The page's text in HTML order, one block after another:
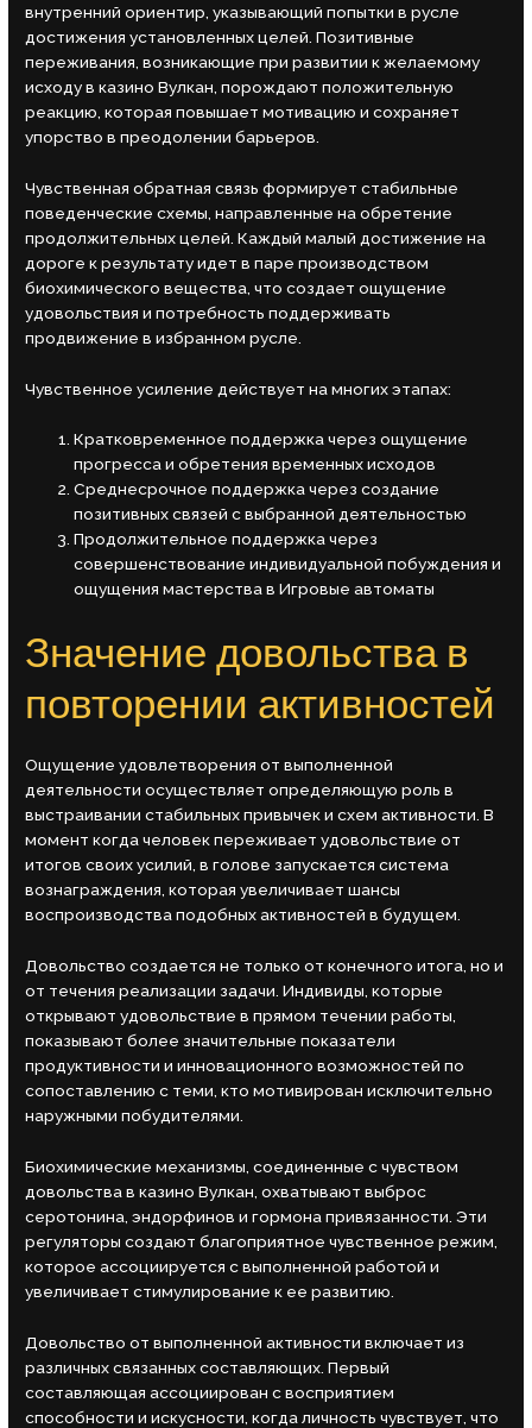
внутренний ориентир, указывающий попытки в русле
достижения установленных целей. Позитивные
переживания, возникающие при развитии к желаемому
исходу в казино Вулкан, порождают положительную
реакцию, которая повышает мотивацию и сохраняет
упорство в преодолении барьеров.
Чувственная обратная связь формирует стабильные
поведенческие схемы, направленные на обретение
продолжительных целей. Каждый малый достижение на
дороге к результату идет в паре производством
биохимического вещества, что создает ощущение
удовольствия и потребность поддерживать
продвижение в избранном русле.
Чувственное усиление действует на многих этапах:
Кратковременное поддержка через ощущение
прогресса и обретения временных исходов
Среднесрочное поддержка через создание
позитивных связей с выбранной деятельностью
Продолжительное поддержка через
совершенствование индивидуальной побуждения и
ощущения мастерства в Игровые автоматы
Значение довольства в
повторении активностей
Ощущение удовлетворения от выполненной
деятельности осуществляет определяющую роль в
выстраивании стабильных привычек и схем активности. В
момент когда человек переживает удовольствие от
итогов своих усилий, в голове запускается система
вознаграждения, которая увеличивает шансы
воспроизводства подобных активностей в будущем.
Довольство создается не только от конечного итога, но и
от течения реализации задачи. Индивиды, которые
открывают удовольствие в прямом течении работы,
показывают более значительные показатели
продуктивности и инновационного возможностей по
сопоставлению с теми, кто мотивирован исключительно
наружными побудителями.
Биохимические механизмы, соединенные с чувством
довольства в казино Вулкан, охватывают выброс
серотонина, эндорфинов и гормона привязанности. Эти
регуляторы создают благоприятное чувственное режим,
которое ассоциируется с выполненной работой и
увеличивает стимулирование к ее развитию.
Довольство от выполненной активности включает из
различных связанных составляющих. Первый
составляющая ассоциирован с восприятием
способности и искусности, когда личность чувствует, что